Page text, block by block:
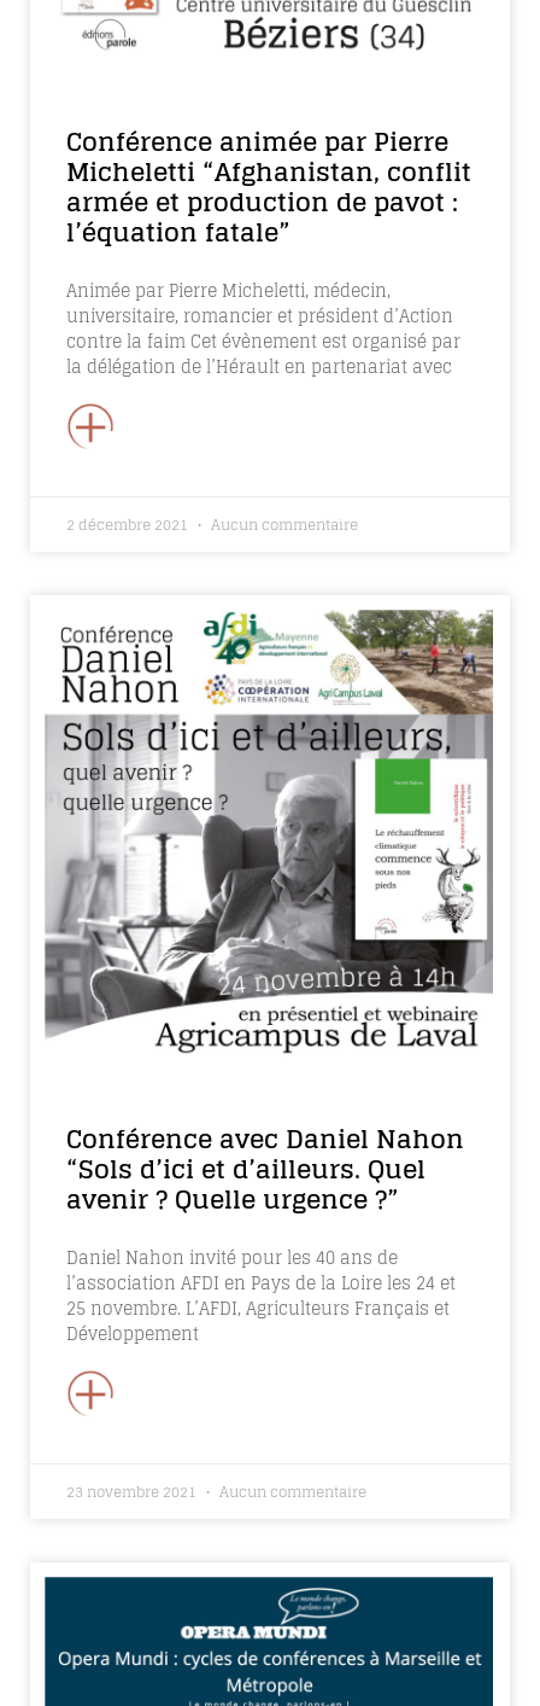
Conférence animée par Pierre
Micheletti “Afghanistan, conflit
armée et production de pavot :
l’équation fatale”
Animée par Pierre Micheletti, médecin,
universitaire, romancier et président d’Action
contre la faim Cet évènement est organisé par
la délégation de l’Hérault en partenariat avec
+
2 décembre 2021 Aucun commentaire
Conférence avec Daniel Nahon
“Sols d’ici et d’ailleurs. Quel
avenir ? Quelle urgence ?”
Daniel Nahon invité pour les 40 ans de
l’association AFDI en Pays de la Loire les 24 et
25 novembre. L’AFDI, Agriculteurs Français et
Développement
+
23 novembre 2021 Aucun commentaire